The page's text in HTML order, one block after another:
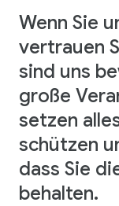
Wenn Sie
vertrauen
sind uns
große
setzen
schützen
dass Sie
behalten.